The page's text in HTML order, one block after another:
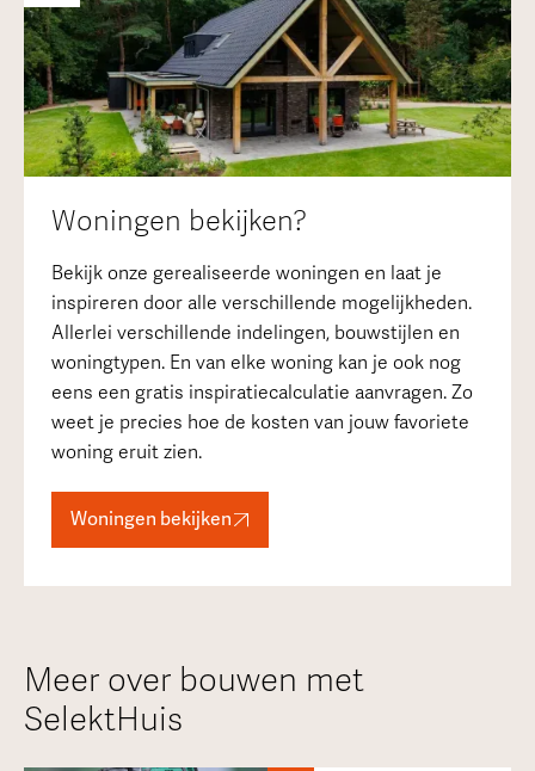
Woningen bekijken?
Bekijk onze gerealiseerde woningen en laat je
inspireren door alle verschillende mogelijkheden.
Allerlei verschillende indelingen, bouwstijlen en
woningtypen. En van elke woning kan je ook nog
eens een gratis inspiratiecalculatie aanvragen. Zo
weet je precies hoe de kosten van jouw favoriete
woning eruit zien.
Woningen bekijken
Meer over bouwen met
SelektHuis